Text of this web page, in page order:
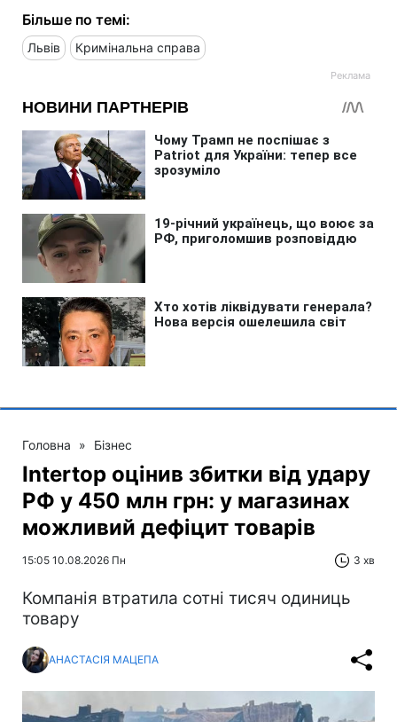
Більше по темі:
Львів Кримінальна справа
Головна » Бізнес
Intertop оцінив збитки від удару
РФ у 450 млн грн: у магазинах
можливий дефіцит товарів
15:05 10.08.2026 Пн 3 хв
Компанія втратила сотні тисяч одиниць
товару
АНАСТАСІЯ МАЦЕПА